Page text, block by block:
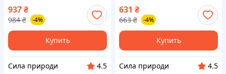
937₴
984 ₴ -4%
Купить
Сила природи
4.5
631 ₴
663 ₴ -4%
Купить
Сила природи
4.5